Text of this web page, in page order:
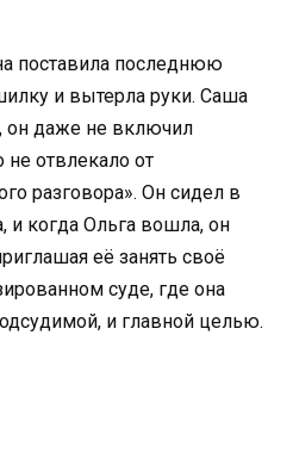
поставила последнюю
и вытерла руки. Саша
он даже не включил
не отвлекало от
разговора». Он сидел в
и когда Ольга вошла, он
её занять своё
суде, где она
и главной целью.